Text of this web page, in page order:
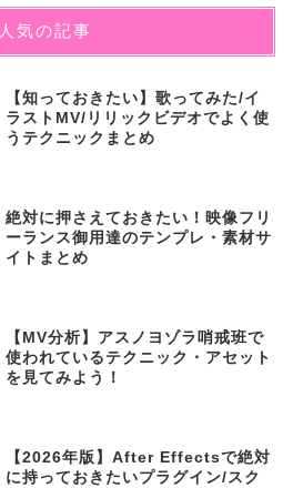
人気の記事
【知っておきたい】歌ってみた/イ
ラストMV/リリックビデオでよく使
うテクニックまとめ
絶対に押さえておきたい！映像フリ
ーランス御用達のテンプレ・素材サ
イトまとめ
【MV分析】アスノヨゾラ哨戒班で
使われているテクニック・アセット
を見てみよう！
【2026年版】After Effectsで絶対
に持っておきたいプラグイン/スク